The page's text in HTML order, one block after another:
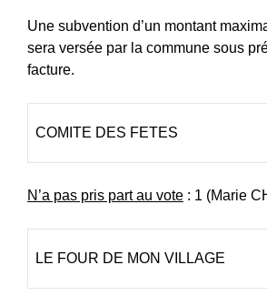
Une subvention d’un montant
sera versée par la commune sous
facture.
COMITE DES FETES
N’a pas pris part au vote : 1 (Marie
LE FOUR DE MON VILLAGE